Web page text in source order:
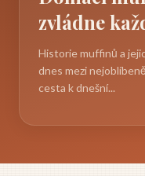
zvládne
Historie muffinů a
dnes mezi
cesta k dnešní...